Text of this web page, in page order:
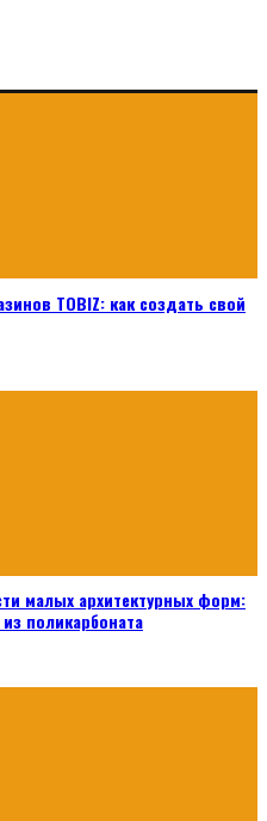
TOBIZ: как создать свой
малых архитектурных форм:
поликарбоната